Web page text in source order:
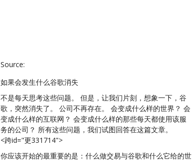
Source:
如果会发生什么谷歌消失
不是每天思考这些问题。 但是，让我们片刻，想象一下，谷
歌，突然消失了。 公司不再存在。 会变成什么样的世界？ 会
变成什么样的互联网？ 会变成什么样的那些每天都使用该服
务的公司？ 所有这些问题，我们试图回答在这篇文章。
<跨id="更331714">
你应该开始的最重要的是：什么做交易与谷歌和什么它给的世